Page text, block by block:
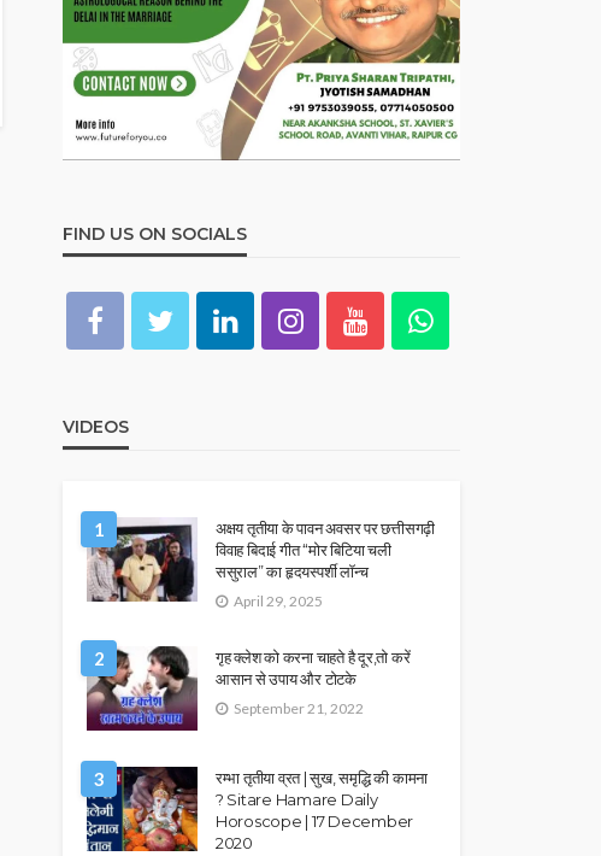
FIND US ON SOCIALS
VIDEOS
1
अक्षय तृतीया के पावन अवसर पर छत्तीसगढ़ी
विवाह बिदाई गीत “मोर बिटिया चली
ससुराल” का हृदयस्पर्शी लॉन्च
April 29, 2025
2
गृह क्लेश को करना चाहते है दूर,तो करें
आसान से उपाय और टोटके
September 21, 2022
3
रम्भा तृतीया व्रत | सुख, समृद्धि की कामना
? Sitare Hamare Daily
Horoscope | 17 December
2020